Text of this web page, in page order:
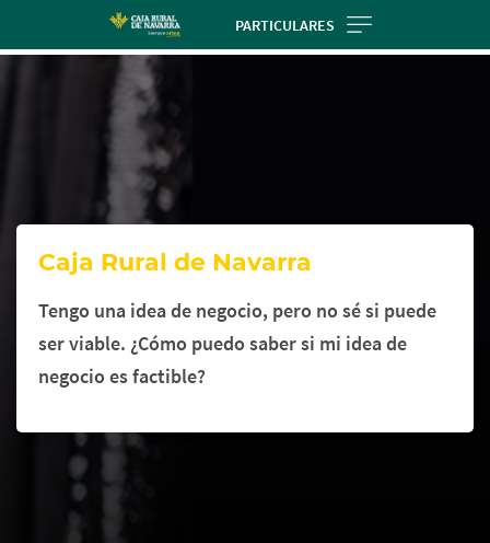
PARTICULARES
Caja Rural de Navarra
Tengo una idea de negocio, pero no sé si puede
ser viable. ¿Cómo puedo saber si mi idea de
negocio es factible?